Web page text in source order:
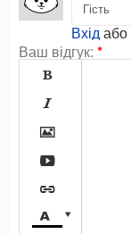
Вхідабо
Ваш відгук: *






